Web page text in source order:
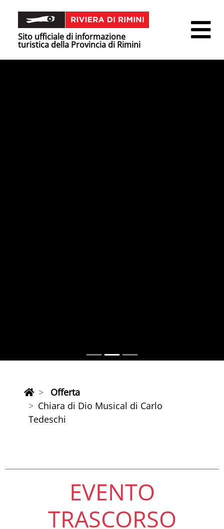
Sito ufficiale di informazione
turistica della Provincia di Rimini
Offerta
Chiara di Dio Musical di Carlo
Tedeschi
EVENTO
TRASCORSO